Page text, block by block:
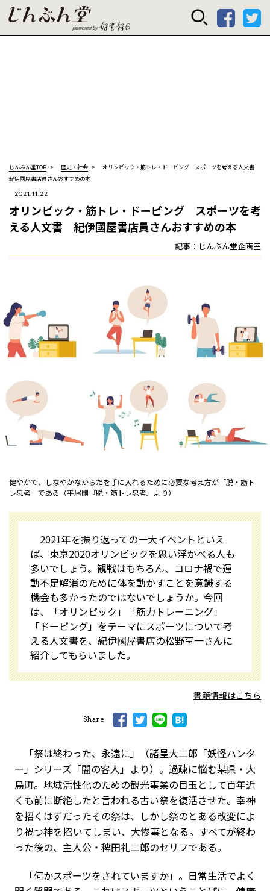
じんぶん堂
じんぶん堂TOP 歴史・社会
オリンピック・筋トレ・ドーピング スポーツを考える人文書
紀伊國屋書店員さんおすすめの本
2021.11.22
オリンピック・筋トレ・ドーピング スポーツを考
える人文書 紀伊國屋書店員さんおすすめの本
記事：じんぶん堂企画室
健やかで、しなやかなからだを手に入れるために必要な考え方が「脱・筋ト
レ思考」である（平尾剛『脱・筋トレ思考』より）
2021年を振り返っての一大イベントといえ
ば、東京2020オリンピックを思い浮かべる人も
多いでしょう。観戦はもちろん、コロナ禍で運
動不足解消のために体を動かすことを意識する
機会も多かったのではないでしょうか。今回
は、「オリンピック」「筋力トレーニング」
「ドーピング」をテーマにスポーツについて考
える人文書を、紀伊國屋書店の松野享一さんに
紹介してもらいました。
書籍情報はこちら
Share
「祭は終わった、永遠に」（諸星大二郎「妖怪ハンタ
ー」シリーズ「闇の客人」より）。過疎に悩む某県・大
鳥町。地域活性化のための観光事業の目玉として百年近
くも前に断絶したと言われる古い祭を復活させた。幸神
を招くはずだったその祭は、しかし祭のとある改変によ
り禍つ神を招いてしまい、大惨事となる。すべてが終わ
った後の、主人公・稗田礼二郎のセリフである。
「何かスポーツをされていますか」。日常生活でよく